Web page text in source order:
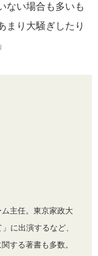
ない場合も多いも
まり大騒ぎしたり
主任。東京家政大
に出演するなど、
する著書も多数。